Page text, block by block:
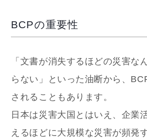
BCPの重要性
「文書が消失するほどの災害な
らない」といった油断から、
されることもあります。
日本は災害大国とはいえ、企業
えるほどに大規模な災害が頻発